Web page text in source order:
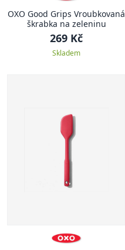
OXO Good Grips Vroubkovaná
škrabka na zeleninu
269 Kč
Skladem